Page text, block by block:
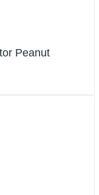
Peanut